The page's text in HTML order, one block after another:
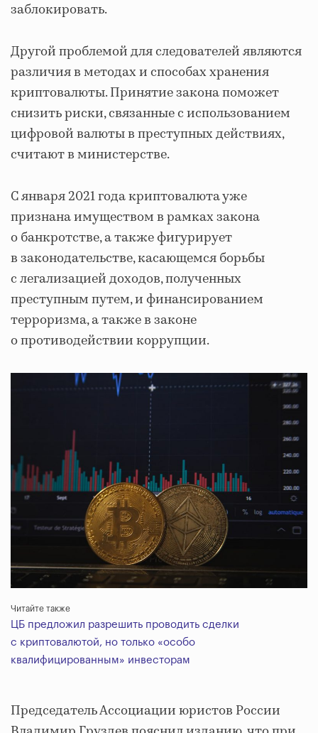
заблокировать.
Другой проблемой для следователей являются
различия в методах и способах хранения
криптовалюты. Принятие закона поможет
снизить риски, связанные с использованием
цифровой валюты в преступных действиях,
считают в министерстве.
С января 2021 года криптовалюта уже
признана имуществом в рамках закона
о банкротстве, а также фигурирует
в законодательстве, касающемся борьбы
с легализацией доходов, полученных
преступным путем, и финансированием
терроризма, а также в законе
о противодействии коррупции.
Читайте также
ЦБ предложил разрешить проводить сделки
с криптовалютой, но только «особо
квалифицированным» инвесторам
Председатель Ассоциации юристов России